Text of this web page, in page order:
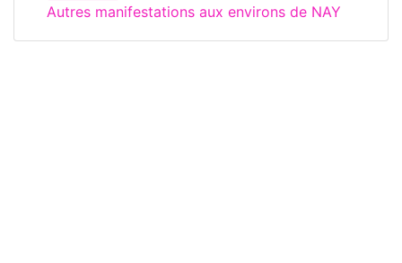
Autres manifestations aux environs de NAY